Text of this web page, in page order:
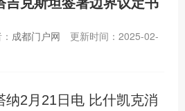
成都门户网
更新时间：2025-02-
2月21日电 比什凯克消